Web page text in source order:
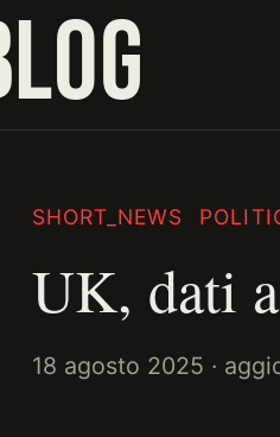
SHORT_NEWS
UK, dati
18 agosto 2025 ·